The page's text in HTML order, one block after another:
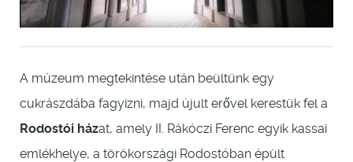
A múzeum megtekintése után beültünk egy
cukrászdába fagyizni, majd újult erővel kerestük fel a
Rodostói házat, amely II. Rákóczi Ferenc egyik kassai
emlékhelye, a törökországi Rodostóban épült